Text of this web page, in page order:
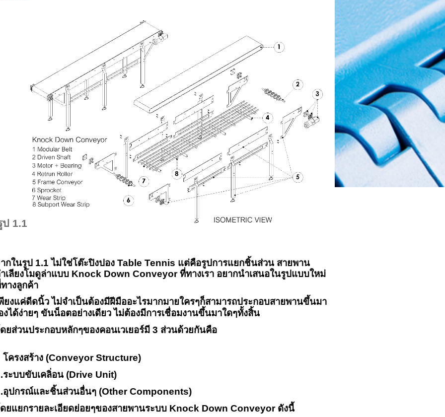
ป 1.1
กในรูป 1.1 ไม่ใช่โต๊ะปิงปอง Table Tennis แต่คือรูปการแยกชิ้นส่วน สายพาน
เลียงโมดูล่าแบบ Knock Down Conveyorที่ทางเรา อยากนำเสนอในรูปแบบใหม่
างลูกค้า
ยงแค่ดีดนิ้ว ไม่จำเป็นต้องมีฝีมืออะไรมากมายใครๆก็สามารถประกอบสายพานขึ้นมา
งได้ง่ายๆ ขันน็อตอย่างเดียว ไม่ต้องมีการเชื่อมงานขึ้นมาใดๆทั้งสิ้น
ยส่วนประกอบหลักๆของคอนเวเยอร์มี 3 ส่วนด้วยกันคือ
โครงสร้าง (Conveyor Structure)
ระบบขับเคลิ่อน (Drive Unit)
อุปกรณ์และชิ้นส่วนอื่นๆ (Other Components)
ยแยกรายละเอียดย่อยๆของสายพานระบบ Knock Down Conveyor ดังนี้